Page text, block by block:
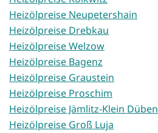
Heizölpreise Neupetershain
Heizölpreise Drebkau
Heizölpreise Welzow
Heizölpreise Bagenz
Heizölpreise Graustein
Heizölpreise Proschim
Heizölpreise Jämlitz-Klein Düben
Heizölpreise Groß Luja